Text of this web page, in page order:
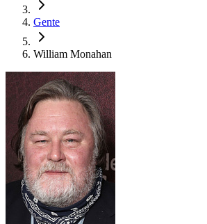
Gente
William Monahan